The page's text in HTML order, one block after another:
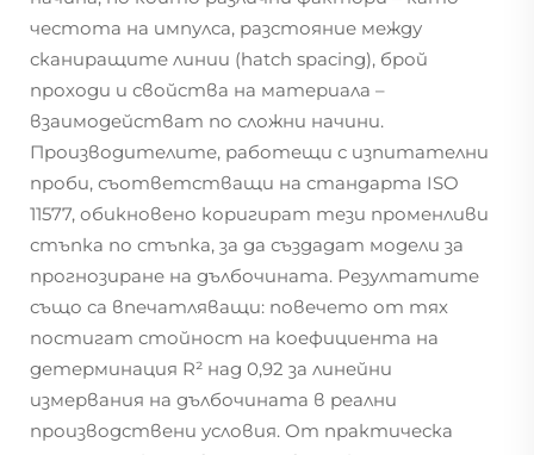
честота на импулса, разстояние между
сканиращите линии (hatch spacing), брой
проходи и свойства на материала –
взаимодействат по сложни начини.
Производителите, работещи с изпитателни
проби, съответстващи на стандарта ISO
11577, обикновено коригират тези променливи
стъпка по стъпка, за да създадат модели за
прогнозиране на дълбочината. Резултатите
също са впечатляващи: повечето от тях
постигат стойност на коефициента на
детерминация R² над 0,92 за линейни
измервания на дълбочината в реални
производствени условия. От практическа